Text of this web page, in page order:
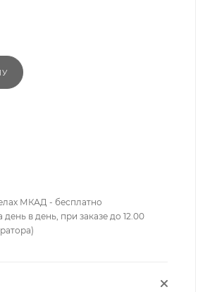
МКАД - бесплатно
в день, при заказе до 12.00